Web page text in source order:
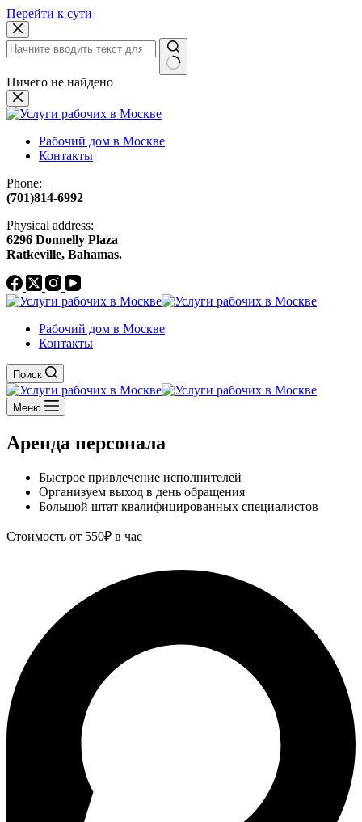
Перейти к сути
Ничего не найдено
Рабочий дом в Москве
Контакты
Phone:
(701)814-6992
Physical address:
​6296 Donnelly Plaza
Ratkeville, ​Bahamas.
Рабочий дом в Москве
Контакты
Поиск
Меню
Аренда персонала
Быстрое привлечение исполнителей
Организуем выход в день обращения
Большой штат квалифицированных специалистов
Стоимость от 550₽ в час